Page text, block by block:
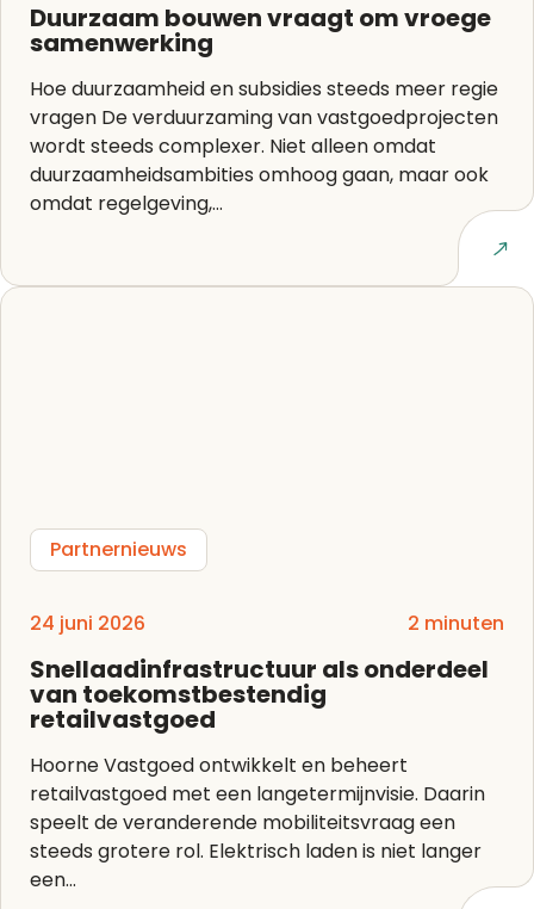
Duurzaam bouwen vraagt om vroege
samenwerking
Hoe duurzaamheid en subsidies steeds meer regie
vragen De verduurzaming van vastgoedprojecten
wordt steeds complexer. Niet alleen omdat
duurzaamheidsambities omhoog gaan, maar ook
omdat regelgeving,...
Lees artikel
Partnernieuws
24 juni 2026 2 minuten
Snellaadinfrastructuur als onderdeel
van toekomstbestendig
retailvastgoed
Hoorne Vastgoed ontwikkelt en beheert
retailvastgoed met een langetermijnvisie. Daarin
speelt de veranderende mobiliteitsvraag een
steeds grotere rol. Elektrisch laden is niet langer
een...